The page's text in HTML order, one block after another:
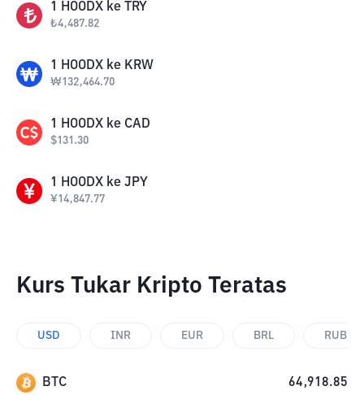
1 HOODX ke TRY
₺4,487.82
1 HOODX ke KRW
₩132,464.70
1 HOODX ke CAD
$131.30
1 HOODX ke JPY
¥14,847.77
Kurs Tukar Kripto Teratas
USD INR EUR BRL RUB
BTC 64,918.85